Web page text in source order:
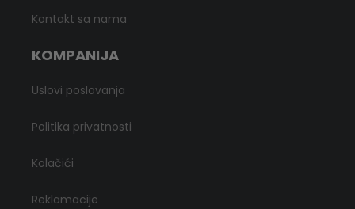
Kontakt sa nama
KOMPANIJA
Uslovi poslovanja
Politika privatnosti
Kolačići
Reklamacije